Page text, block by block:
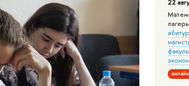
22
лагерь
онлайн